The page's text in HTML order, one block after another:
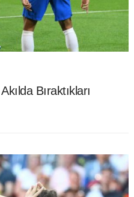
Bıraktıkları